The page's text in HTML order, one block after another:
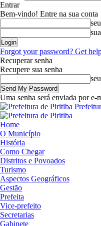
Entrar
Bem-vindo! Entre na sua conta
Forgot your password? Get
Recuperar senha
Recupere sua senha
Uma senha será enviada por e-
Home
O Município
História
Como Chegar
Distritos e Povoados
Turismo
Aspectos Geográficos
Gestão
Prefeita
Vice-prefeito
Secretarias
Gabinete